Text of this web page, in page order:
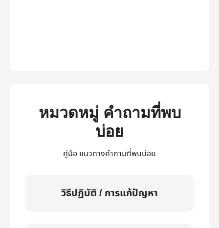
หมวดหมู่ คำถามที่พบ
บ่อย
คู่มือ แนวทางคำถามที่พบบ่อย
วิธีปฏิบัติ / การแก้ปัญหา